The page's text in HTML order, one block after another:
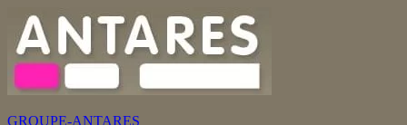
Aller
contenu
GROUPE-ANTARES